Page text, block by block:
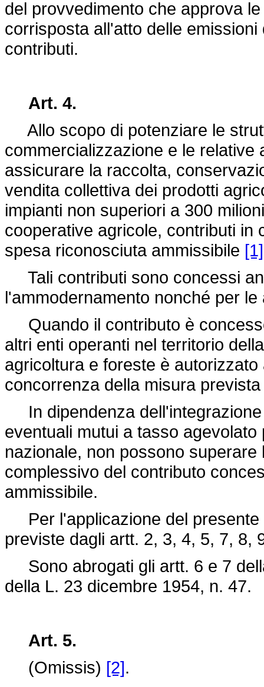
del provvedimento che approva
corrisposta all'atto delle
contributi.
Art. 4.
Allo scopo di potenziare le
commercializzazione e le
assicurare la raccolta,
vendita collettiva dei prodotti
impianti non superiori a 300
cooperative agricole, contributi in
spesa riconosciuta ammissibile [1]
Tali contributi sono concessi
l'ammodernamento nonché per
Quando il contributo è
altri enti operanti nel territorio
agricoltura e foreste è
concorrenza della misura
In dipendenza dell'integrazione
eventuali mutui a tasso
nazionale, non possono
complessivo del contributo
ammissibile.
Per l'applicazione del presente
previste dagli artt. 2, 3, 4, 5, 7, 8,
Sono abrogati gli artt. 6 e 7
della L. 23 dicembre 1954, n. 47.
Art. 5.
(Omissis) [2].